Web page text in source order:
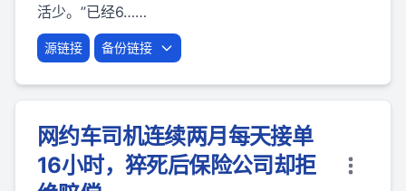
活少。”已经6……
源链接 备份链接
网约车司机连续两月每天接单
16小时，猝死后保险公司却拒